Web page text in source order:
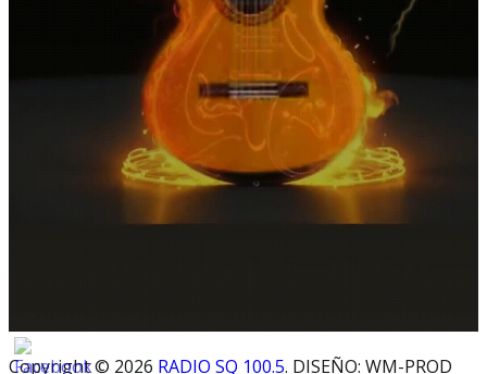
Copyright © 2026 RADIO SQ 100.5. DISEÑO: WM-PROD